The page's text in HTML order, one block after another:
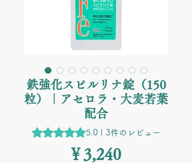
鉄強化スピルリナ錠（150
粒）｜アセロラ・大麦若葉
配合
評価は3件のレビューに基づき、5つ
5.0 | 3件のレビュー
￥3,240価